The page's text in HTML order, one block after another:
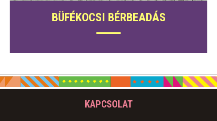
BÜFÉKOCSI BÉRBEADÁS
KAPCSOLAT